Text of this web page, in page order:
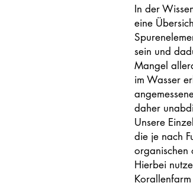
In der
eine
sein und
Mangel
im Wasser
daher
Unsere
die je nach
organischen
Hierbei
Korallenfarm